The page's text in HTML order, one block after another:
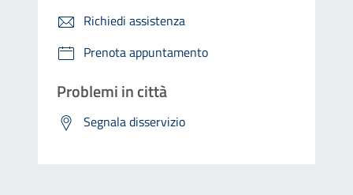
Richiedi assistenza
Prenota appuntamento
Problemi in città
Segnala disservizio